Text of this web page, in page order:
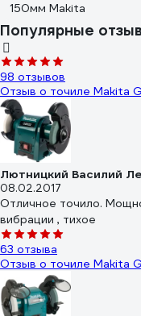
150мм Makita
Популярные
98 отзывов
Отзыв о точиле Makita
Лютницкий Василий
08.02.2017
Отличное точило.
вибрации , тихое
63 отзыва
Отзыв о точиле Makita